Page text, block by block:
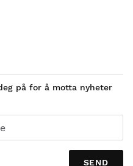
på for å motta nyheter
SEND